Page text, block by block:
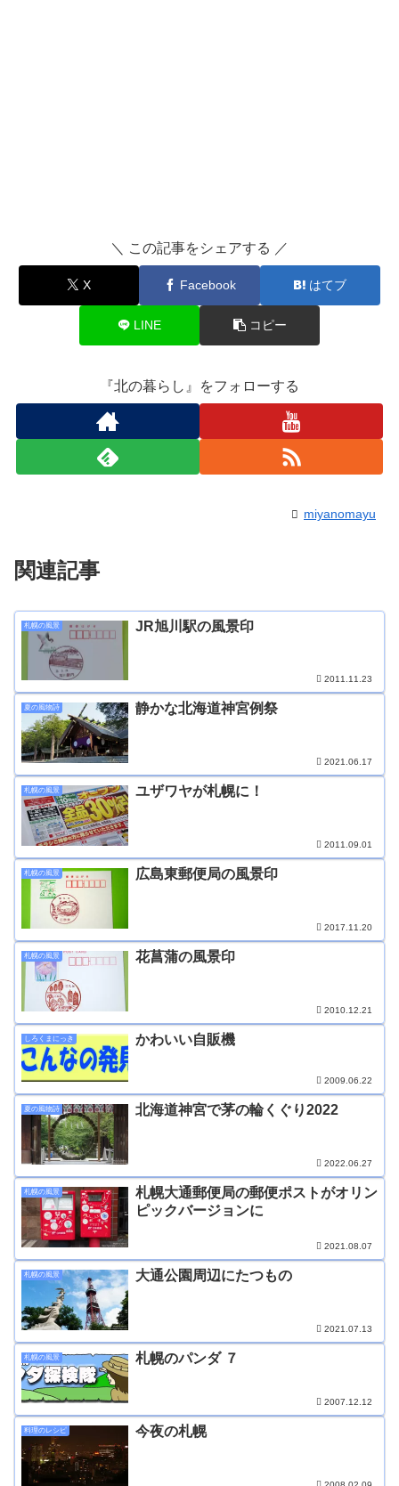
＼ この記事をシェアする ／
X Facebook はてブ
LINE コピー
『北の暮らし』をフォローする
miyanomayu
関連記事
札幌の風景 JR旭川駅の風景印
2011.11.23
夏の風物詩 静かな北海道神宮例祭
2021.06.17
札幌の風景 ユザワヤが札幌に！
2011.09.01
札幌の風景 広島東郵便局の風景印
2017.11.20
札幌の風景 花菖蒲の風景印
2010.12.21
しろくまにっき かわいい自販機
2009.06.22
夏の風物詩 北海道神宮で茅の輪くぐり2022
2022.06.27
札幌の風景
札幌大通郵便局の郵便ポストがオリン
ピックバージョンに
2021.08.07
札幌の風景 大通公園周辺にたつもの
2021.07.13
札幌の風景 札幌のパンダ ７
2007.12.12
料理のレシピ 今夜の札幌